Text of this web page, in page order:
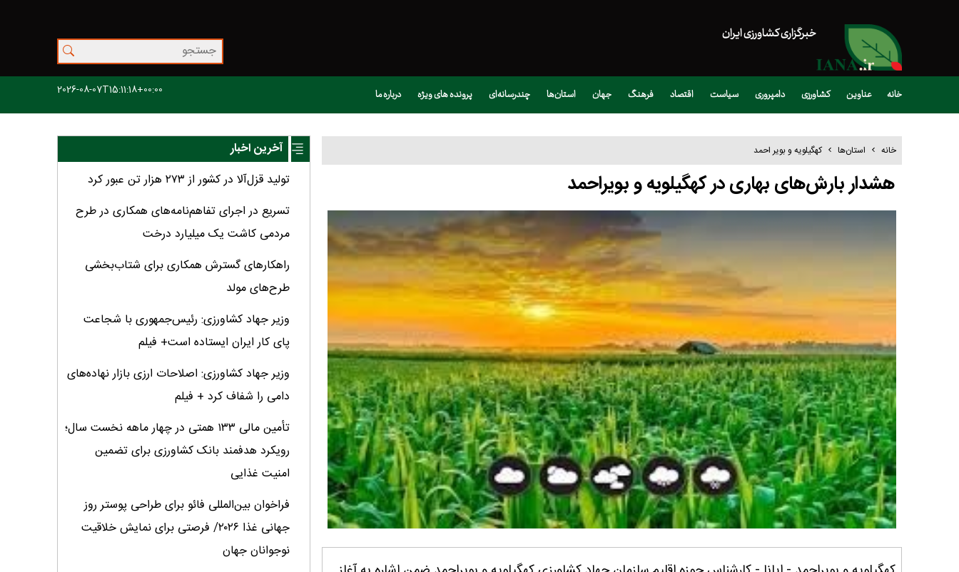
خبرگزاری کشاورزی ایران
خانه عناوین کشاورزی دامپروری سیاست اقتصاد فرهنگ جهان استان‌ها چندرسانه‌ای پرونده های ویژه درباره ما 2026-08-07T15:11:18+00:00
خانه استان‌ها کهگیلویه و بویر احمد
هشدار بارش‌های بهاری در کهگیلویه و بویراحمد
آخرین اخبار
تولید قزل‌آلا در کشور از ۲۷۳ هزار تن عبور کرد
تسریع در اجرای تفاهم‌نامه‌های همکاری در طرح
مردمی کاشت یک میلیارد درخت
راهکارهای گسترش همکاری برای شتاب‌بخشی
طرح‌های مولد
وزیر جهاد کشاورزی: رئیس‌جمهوری با شجاعت
پای کار ایران ایستاده است+ فیلم
وزیر جهاد کشاورزی: اصلاحات ارزی بازار نهاده‌های
دامی را شفاف کرد + فیلم
تأمین مالی ۱۳۳ همتی در چهار ماهه نخست سال؛
رویکرد هدفمند بانک کشاورزی برای تضمین
امنیت غذایی
فراخوان بین‌المللی فائو برای طراحی پوستر روز
جهانی غذا ۲۰۲۶/ فرصتی برای نمایش خلاقیت
نوجوانان جهان